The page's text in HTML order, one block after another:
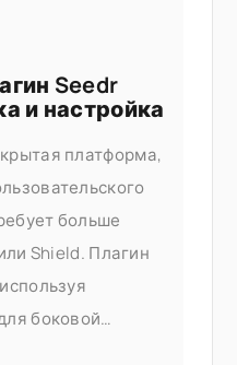
Seedr
и настройка
платформа,
больше
Shield. Плагин
боковой